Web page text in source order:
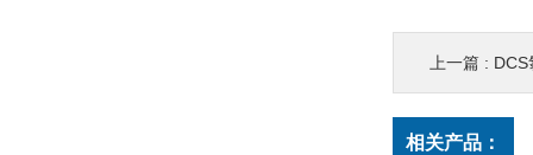
上一篇 :
相关产品：